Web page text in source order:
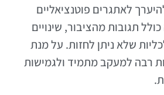
לאתגרים פוטנציאליים
תגובות מהציבור, שינויים
שלא ניתן לחזות. על מנת
רבה למעקב מתמיד ולגמישות